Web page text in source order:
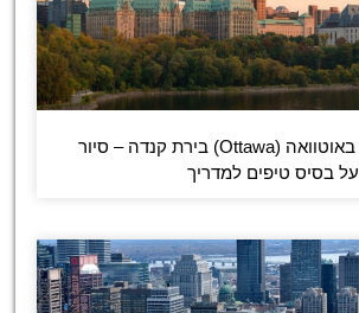
סיורים חינמיים באוטוואה (Ottawa) בירת קנדה – סיור
על בסיס טיפים למדריך